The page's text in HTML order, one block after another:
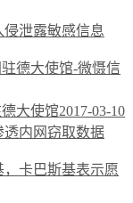
泄露敏感信息
大使馆2017-03-10
透内网窃取数据
卡巴斯基表示愿